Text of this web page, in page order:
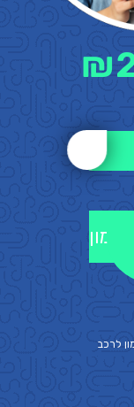
₪
לרכב